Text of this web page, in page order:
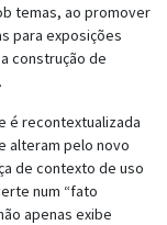
temas, ao promover
para exposições
construção de
é recontextualizada
alteram pelo novo
de contexto de uso
num “fato
apenas exibe